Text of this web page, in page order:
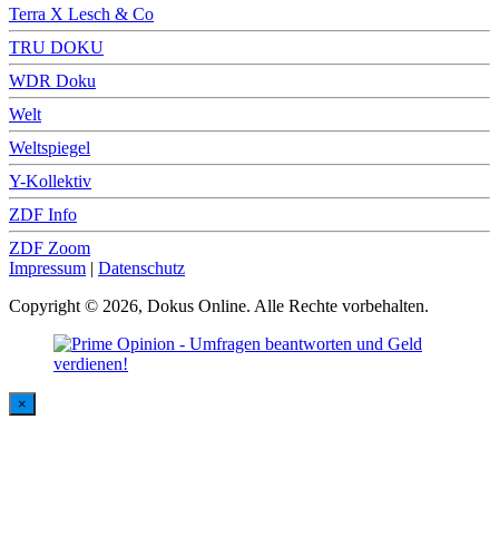
Terra X Lesch & Co
TRU DOKU
WDR Doku
Welt
Weltspiegel
Y-Kollektiv
ZDF Info
ZDF Zoom
Impressum | Datenschutz
Copyright © 2026, Dokus Online. Alle Rechte vorbehalten.
×